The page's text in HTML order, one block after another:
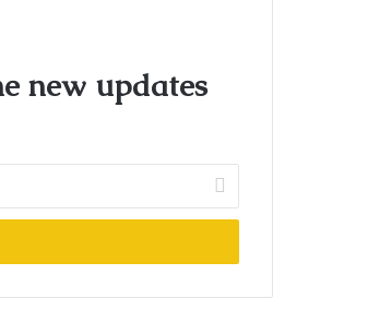
new updates!
بريدك
الإلكتروني